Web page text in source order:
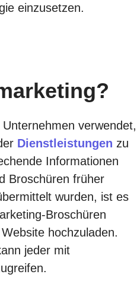
einzusetzen.
verwendet,
Dienstleistungen zu
Informationen
Broschüren früher
wurden, ist es
Broschüren
hochzuladen.
jeder mit